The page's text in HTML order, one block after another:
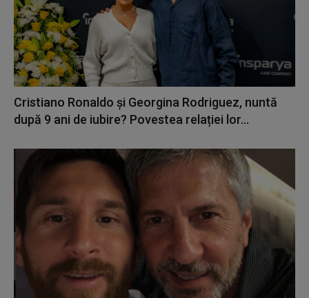
Cristiano Ronaldo și Georgina Rodriguez, nuntă
după 9 ani de iubire? Povestea relației lor...